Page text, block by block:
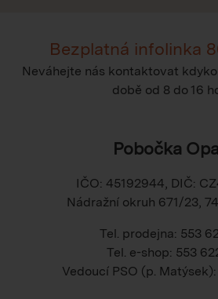
Bezplatná infolinka
Neváhejte nás kontaktovat
době od 8 do 16
Pobočka
IČO: 45192944, DIČ:
Nádražní okruh 671/23,
Tel. prodejna: 553
Tel. e-shop: 553
Vedoucí PSO (p.